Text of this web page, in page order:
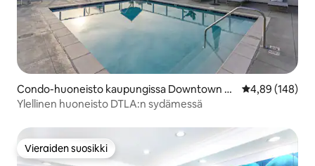
Condo-huoneisto kaupungissa Downtown Lo
s Angeles
4,89 (148)
Ylellinen huoneisto DTLA:n sydämessä
Vieraiden suosikki
Vieraiden suosikki